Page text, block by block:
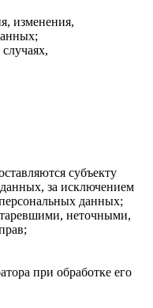
изменения,
субъекту
за исключением
данных;
неточными,
при обработке его